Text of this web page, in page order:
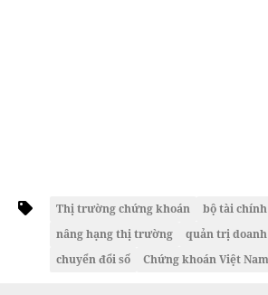
Thị trường chứng khoán
bộ tài chính
nâng hạng thị trường
quản trị
chuyển đổi số
Chứng khoán Việt Nam